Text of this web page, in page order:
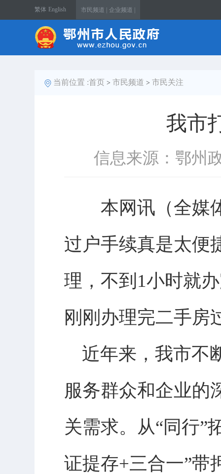
繁体 English 市民频道 | 企业频道 |
当前位置 :首页 > 市民频道 > 市民关注
我市
信息来源：鄂州
本网讯（全媒体
过户手续真是太便
理，不到1小时就
刚刚办理完二手房
近年来，我市不
服务群众和企业的
关需求。从“同行”
证提存+三合一”带